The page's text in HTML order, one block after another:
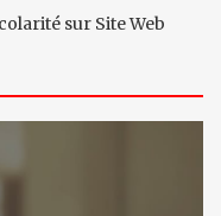
sur Site Web